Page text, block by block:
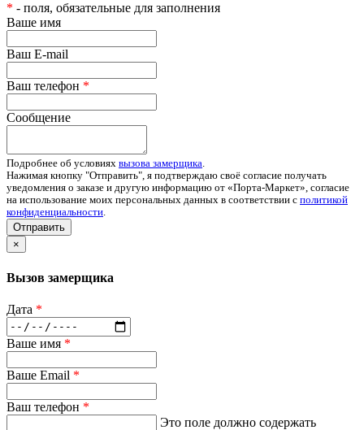
* - поля, обязательные для заполнения
Ваше имя
Ваш E-mail
Ваш телефон *
Сообщение
Подробнее об условиях вызова замерщика.
Нажимая кнопку "Отправить", я подтверждаю своё согласие получать
уведомления о заказе и другую информацию от «Порта-Маркет», согласие
на использование моих персональных данных в соответствии с политикой
конфиденциальности.
Отправить
×
Вызов замерщика
Дата *
Ваше имя *
Ваше Email *
Ваш телефон *
Это поле должно содержать